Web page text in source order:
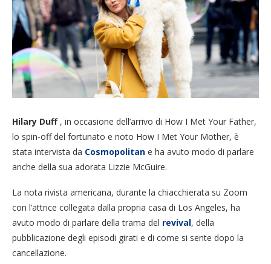
Hilary Duff, in occasione dell’arrivo di How I Met Your Father,
lo spin-off del fortunato e noto How I Met Your Mother, è
stata intervista da Cosmopolitan e ha avuto modo di parlare
anche della sua adorata Lizzie McGuire.
La nota rivista americana, durante la chiacchierata su Zoom
con l’attrice collegata dalla propria casa di Los Angeles, ha
avuto modo di parlare della trama del revival, della
pubblicazione degli episodi girati e di come si sente dopo la
cancellazione.